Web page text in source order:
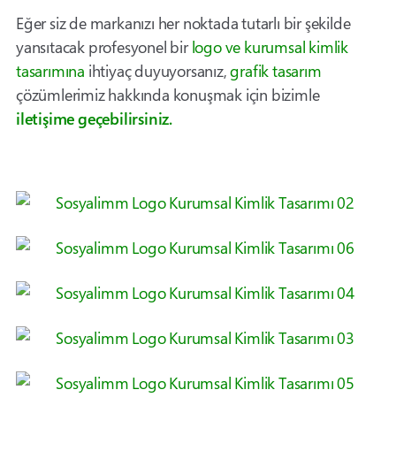
Eğer siz de markanızı her noktada tutarlı bir şekilde
yansıtacak profesyonel birlogo ve kurumsal kimlik
tasarımına ihtiyaç duyuyorsanız,grafik tasarım
çözümlerimiz hakkında konuşmak için bizimle
iletişime geçebilirsiniz.